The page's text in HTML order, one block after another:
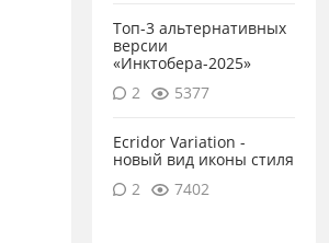
Топ-3 альтернативных
версии
«Инктобера-2025»
2
5377
Ecridor Variation -
новый вид иконы стиля
2
7402